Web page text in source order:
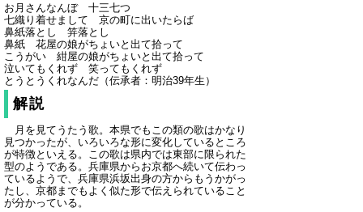
お月さんなんぼ 十三七つ
七織り着せまして 京の町に出いたらば
鼻紙落とし 笄落とし
鼻紙 花屋の娘がちょいと出て拾って
こうがい 紺屋の娘がちょいと出て拾って
泣いてもくれず 笑ってもくれず
とうとうくれなんだ（伝承者：明治39年生）
解説
月を見てうたう歌。本県でもこの類の歌はかなり
見つかったが、いろいろな形に変化しているところ
が特徴といえる。この歌は県内では東部に限られた
型のようである。兵庫県からお京都へ続いて伝わっ
ているようで、兵庫県浜坂出身の方からもうかがっ
たし、京都までもよく似た形で伝えられていること
が分かっている。